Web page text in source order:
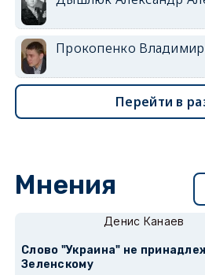
Прокопенко
Перейти в
Мнения
Денис Канаев
Слово "Украина" не
Зеленскому